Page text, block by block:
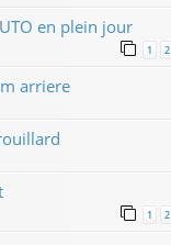
en plein jour
1 2
arriere
1 2